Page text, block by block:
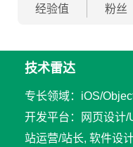
经验值 粉丝
技术雷达
专长领域：iOS/
开发平台：网页设计/
站运营/站长, 软件设